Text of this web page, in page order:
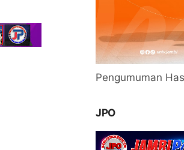
Pengumuman
JPO